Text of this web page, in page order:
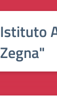
Istituto
Zegna"